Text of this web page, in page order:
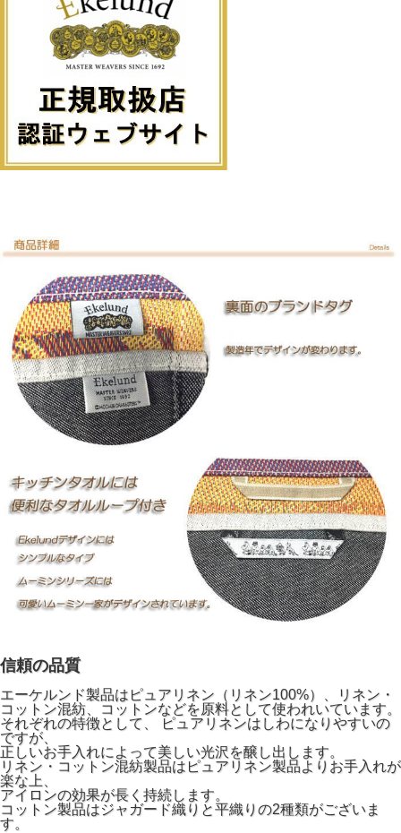
信頼の品質
エーケルンド製品はピュアリネン（リネン100%）、リネン・
コットン混紡、コットンなどを原料として使われいています。
それぞれの特徴として、 ピュアリネンはしわになりやすいの
ですが、
正しいお手入れによって美しい光沢を醸し出します。
リネン・コットン混紡製品はピュアリネン製品よりお手入れが
楽な上、
アイロンの効果が長く持続します。
コットン製品はジャガード織りと平織りの2種類がございま
す。